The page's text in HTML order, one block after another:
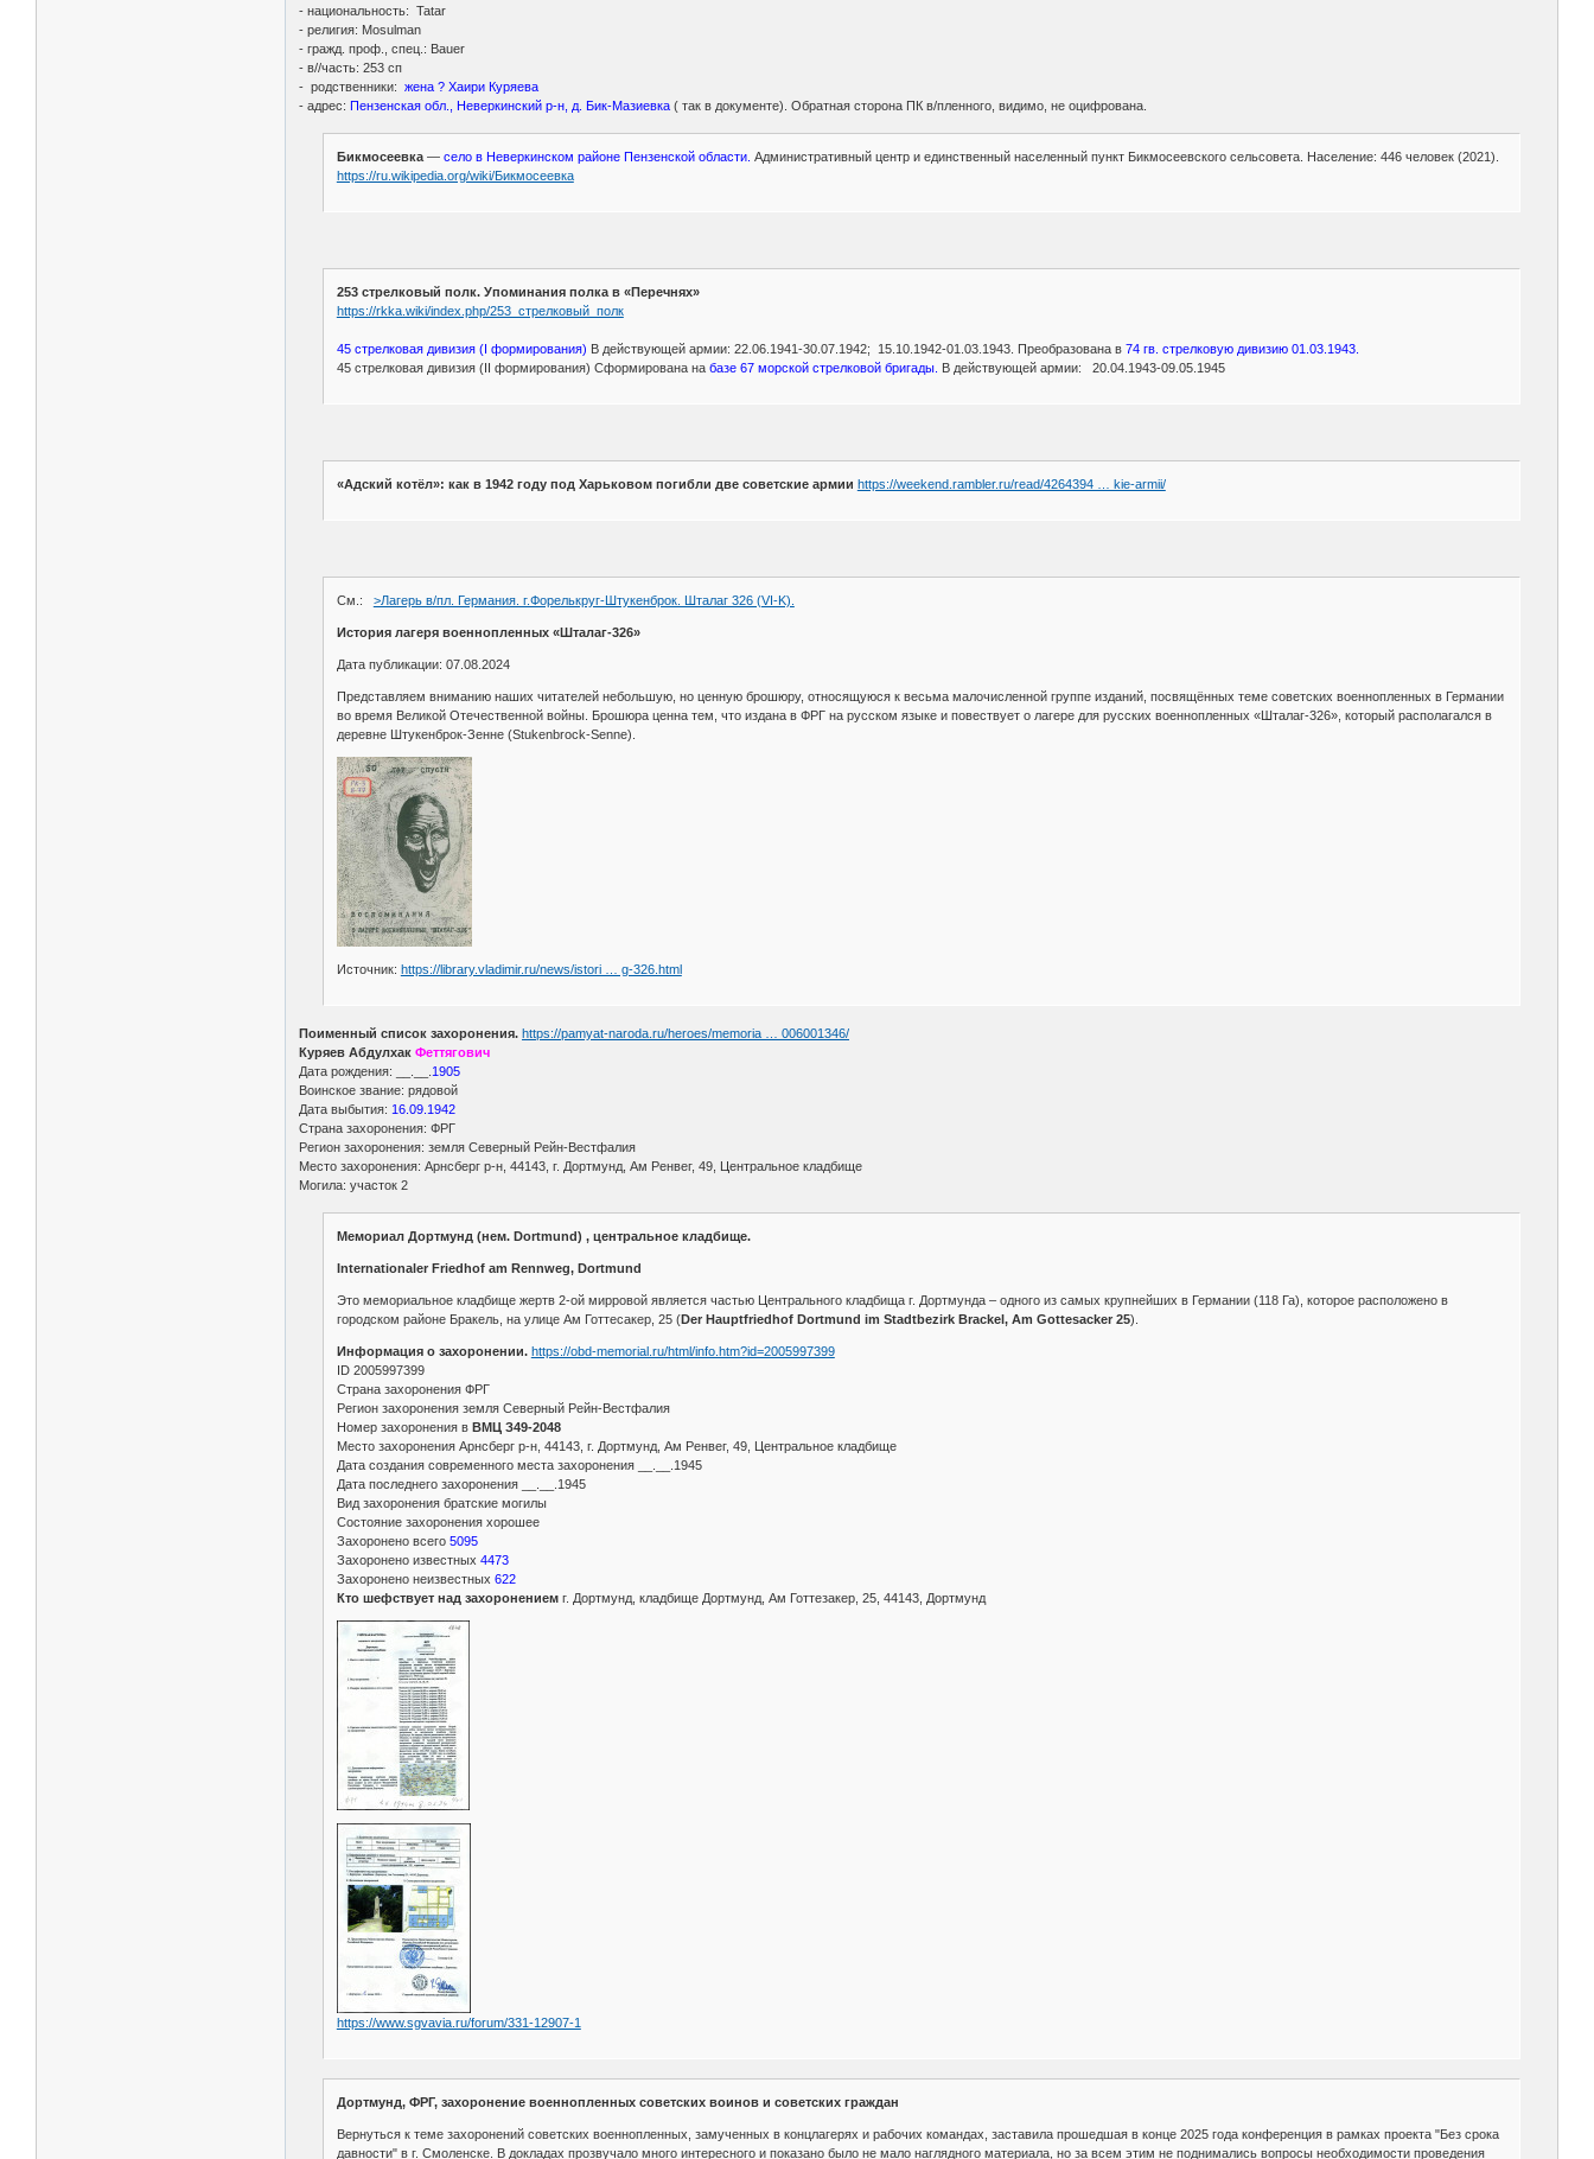
- национальность: Tatar
- религия: Mosulman
- гражд. проф., спец.: Bauer
- в//часть: 253 сп
- родственники:жена ? Хаири Куряева
- адрес:Пензенская обл., Неверкинский р-н, д. Бик-Мазиевка ( так в документе). Обратная сторона ПК в/пленного, видимо, не оцифрована.
Бикмосеевка — село в Неверкинском районе Пензенской области. Административный центр и единственный населенный пункт Бикмосеевского сельсовета. Население: 446 человек (2021).
https://ru.wikipedia.org/wiki/Бикмосеевка
253 стрелковый полк. Упоминания полка в «Перечнях»
https://rkka.wiki/index.php/253_стрелковый_полк
45 стрелковая дивизия (I формирования) В действующей армии: 22.06.1941-30.07.1942; 15.10.1942-01.03.1943. Преобразована в 74 гв. стрелковую дивизию 01.03.1943.
45 стрелковая дивизия (II формирования) Сформирована на базе 67 морской стрелковой бригады. В действующей армии: 20.04.1943-09.05.1945
«Адский котёл»: как в 1942 году под Харьковом погибли две советские армии https://weekend.rambler.ru/read/4264394 … kie-armii/
См.: >Лагерь в/пл. Германия. г.Форелькруг-Штукенброк. Шталаг 326 (VI-K).
История лагеря военнопленных «Шталаг-326»
Дата публикации: 07.08.2024
Представляем вниманию наших читателей небольшую, но ценную брошюру, относящуюся к весьма малочисленной группе изданий, посвящённых теме советских военнопленных в Германии
во время Великой Отечественной войны. Брошюра ценна тем, что издана в ФРГ на русском языке и повествует о лагере для русских военнопленных «Шталаг-326», который располагался в
деревне Штукенброк-Зенне (Stukenbrock-Senne).
Источник: https://library.vladimir.ru/news/istori … g-326.html
Поименный список захоронения. https://pamyat-naroda.ru/heroes/memoria … 006001346/
Куряев АбдулхакФеттягович
Дата рождения: __.__. 1905
Воинское звание: рядовой
Дата выбытия: 16.09.1942
Страна захоронения: ФРГ
Регион захоронения: земля Северный Рейн-Вестфалия
Место захоронения: Арнсберг р-н, 44143, г. Дортмунд, Ам Ренвег, 49, Центральное кладбище
Могила: участок 2
Мемориал Дортмунд (нем. Dortmund) , центральное кладбище.
Internationaler Friedhof am Rennweg, Dortmund
Это мемориальное кладбище жертв 2-ой мирровой является частью Центрального кладбища г. Дортмунда – одного из самых крупнейших в Германии (118 Га), которое расположено в
городском районе Бракель, на улице Ам Готтесакер, 25 (Der Hauptfriedhof Dortmund im Stadtbezirk Brackel, Am Gottesacker 25).
Информация о захоронении. https://obd-memorial.ru/html/info.htm?id=2005997399
ID 2005997399
Страна захоронения ФРГ
Регион захоронения земля Северный Рейн-Вестфалия
Номер захоронения в ВМЦ З49-2048
Место захоронения Арнсберг р-н, 44143, г. Дортмунд, Ам Ренвег, 49, Центральное кладбище
Дата создания современного места захоронения __.__.1945
Дата последнего захоронения __.__.1945
Вид захоронения братские могилы
Состояние захоронения хорошее
Захоронено всего 5095
Захоронено известных 4473
Захоронено неизвестных 622
Кто шефствует над захоронениемг. Дортмунд, кладбище Дортмунд, Ам Готтезакер, 25, 44143, Дортмунд
https://www.sgvavia.ru/forum/331-12907-1
Дортмунд, ФРГ, захоронение военнопленных советских воинов и советских граждан
Вернуться к теме захоронений советских военнопленных, замученных в концлагерях и рабочих командах, заставила прошедшая в конце 2025 года конференция в рамках проекта "Без срока
давности" в г. Смоленске. В докладах прозвучало много интересного и показано было не мало наглядного материала, но за всем этим не поднимались вопросы необходимости проведения